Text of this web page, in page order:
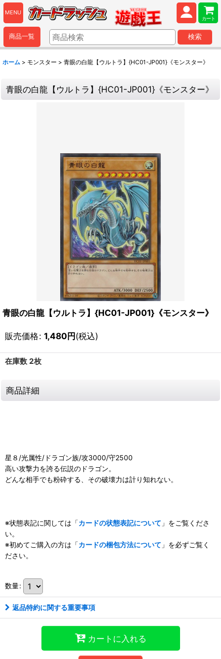
MENU
カート
商品一覧 検索
ホーム > モンスター > 青眼の白龍【ウルトラ】{HC01-JP001}《モンスター》
青眼の白龍【ウルトラ】{HC01-JP001}《モンスター》
青眼の白龍【ウルトラ】{HC01-JP001}《モンスター》
販売価格: 1,480円(税込)
在庫数 2枚
商品詳細
星８/光属性/ドラゴン族/攻3000/守2500
高い攻撃力を誇る伝説のドラゴン。
どんな相手でも粉砕する、その破壊力は計り知れない。
※状態表記に関しては「カードの状態表記について 」をご覧くださ
い。
※初めてご購入の方は「カードの梱包方法について 」を必ずご覧く
ださい。
数量:
返品特約に関する重要事項
カートに入れる